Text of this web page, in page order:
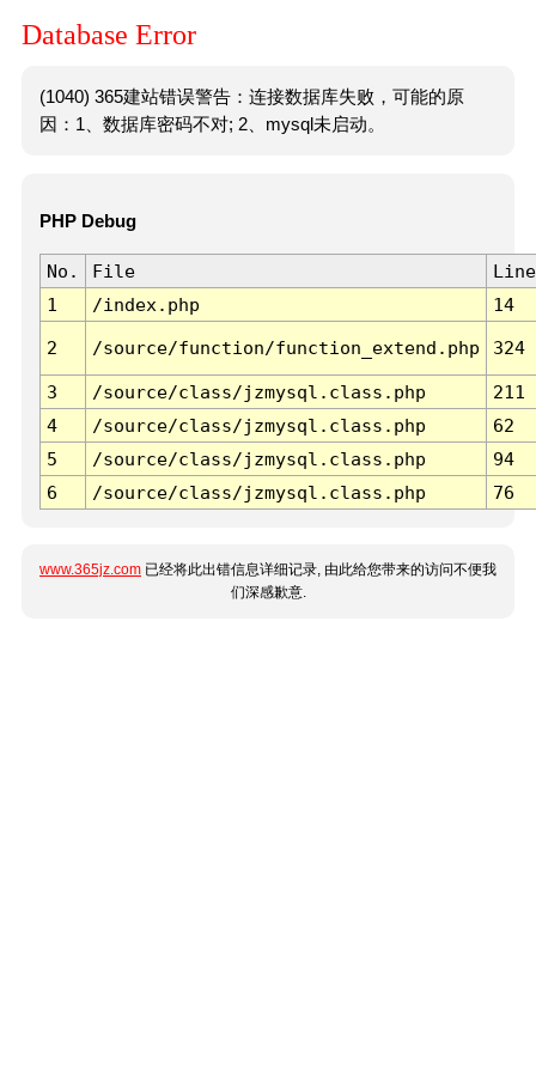
Database Error
(1040) 365建站错误警告：连接数据库失败，可能的原
因：1、数据库密码不对; 2、mysql未启动。
PHP Debug
No. File
Line
1
/index.php 14
2 /source/function/function_extend.php 324
3 /source/class/jzmysql.class.php
211
4
/source/class/jzmysql.class.php
62
5
/source/class/jzmysql.class.php
94
6
/source/class/jzmysql.class.php 76
www.365jz.com 已经将此出错信息详细记录, 由此给您带来的访问不便我
们深感歉意.